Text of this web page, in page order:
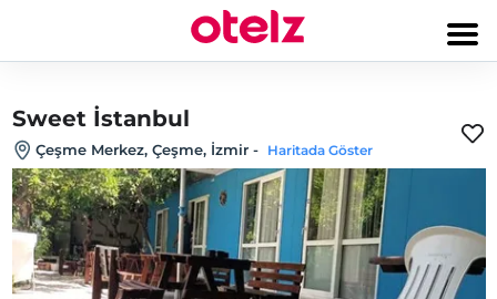
Sweet İstanbul
Çeşme Merkez, Çeşme, İzmir - Haritada Göster